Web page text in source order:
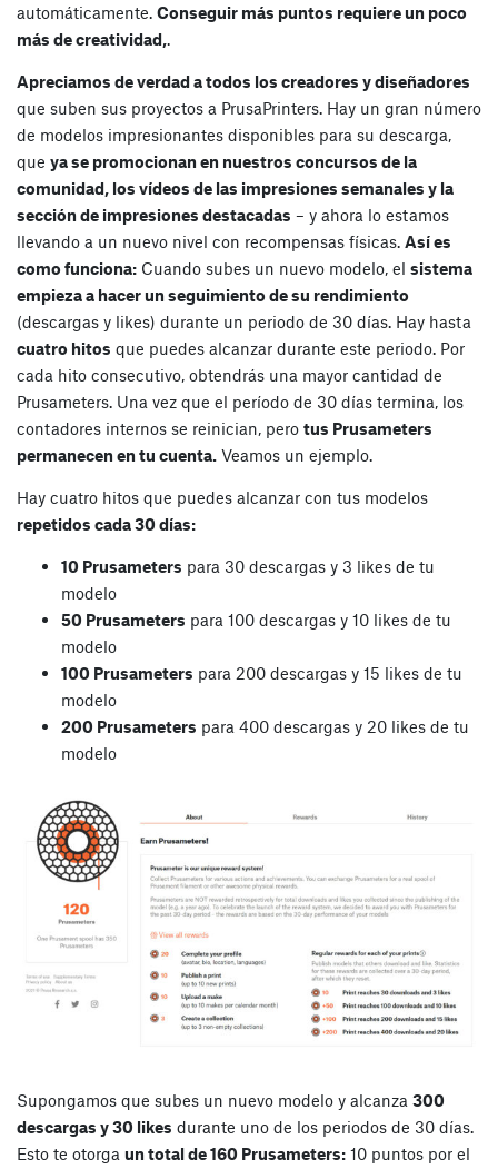
automáticamente. Conseguir más puntos requiere un poco
más de creatividad,.
Apreciamos de verdad a todos los creadores y diseñadores
que suben sus proyectos a PrusaPrinters. Hay un gran número
de modelos impresionantes disponibles para su descarga,
que ya se promocionan en nuestros concursos de la
comunidad, los vídeos de las impresiones semanales y la
sección de impresiones destacadas – y ahora lo estamos
llevando a un nuevo nivel con recompensas físicas. Así es
como funciona: Cuando subes un nuevo modelo, el sistema
empieza a hacer un seguimiento de su rendimiento
(descargas y likes) durante un periodo de 30 días. Hay hasta
cuatro hitos que puedes alcanzar durante este periodo. Por
cada hito consecutivo, obtendrás una mayor cantidad de
Prusameters. Una vez que el período de 30 días termina, los
contadores internos se reinician, pero tus Prusameters
permanecen en tu cuenta. Veamos un ejemplo.
Hay cuatro hitos que puedes alcanzar con tus modelos
repetidos cada 30 días:
10 Prusameters para 30 descargas y 3 likes de tu
modelo
50 Prusameters para 100 descargas y 10 likes de tu
modelo
100 Prusameters para 200 descargas y 15 likes de tu
modelo
200 Prusameters para 400 descargas y 20 likes de tu
modelo
Supongamos que subes un nuevo modelo y alcanza 300
descargas y 30 likes durante uno de los periodos de 30 días.
Esto te otorga un total de 160 Prusameters: 10 puntos por el